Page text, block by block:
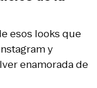
esos looks que
y
enamorada de